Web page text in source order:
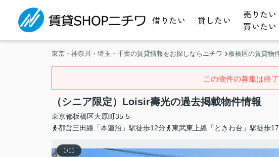
借りたい 貸したい
売りたい
買いたい
東京・神奈川・埼玉・千葉の賃貸情報をお探しならニチワ 板橋区の賃貸物
この物件の募集は終了
（シニア限定）Loisir壽光の過去掲載物件情報
東京都板橋区大原町35-5
都営三田線「本蓮沼」駅徒歩12分
東武東上線「ときわ台」駅徒歩
1/11